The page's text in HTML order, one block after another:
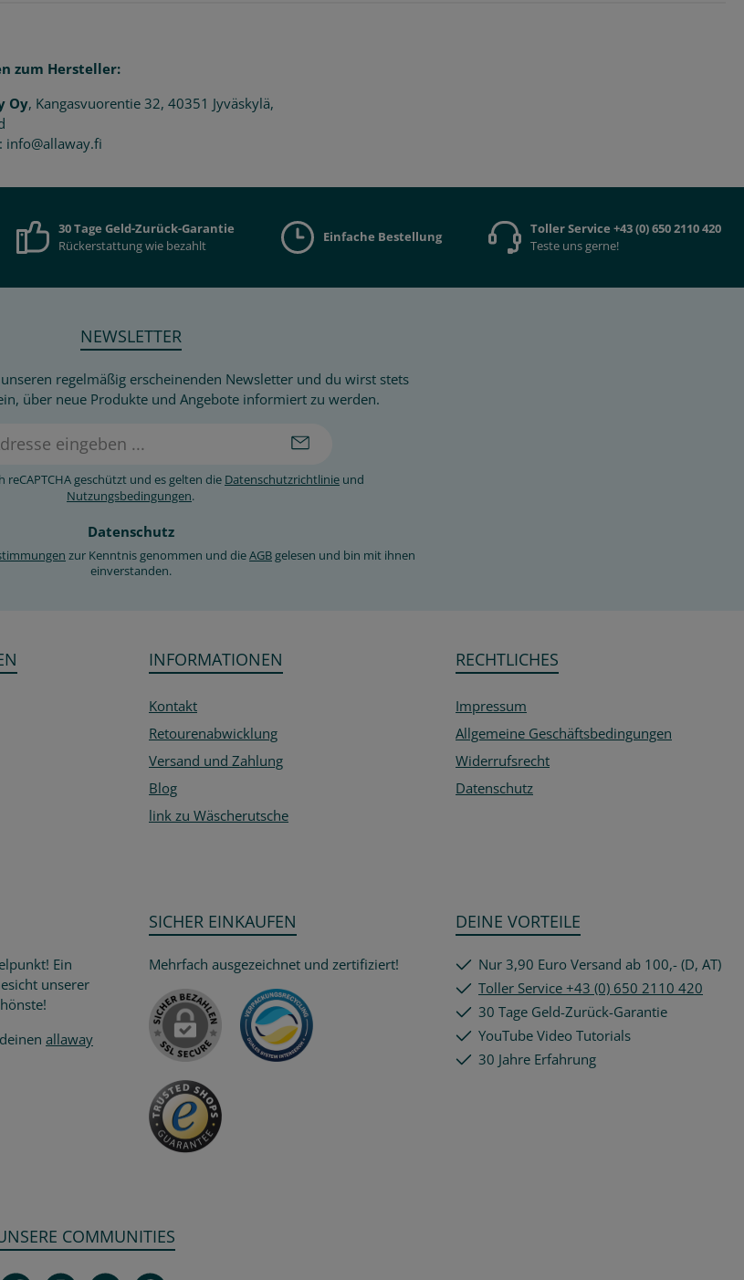
zum Hersteller:
Oy, Kangasvuorentie 32, 40351 Jyväskylä,
info@allaway.fi
30 Tage Geld-Zurück-Garantie
Rückerstattung wie bezahlt
Einfache Bestellung
Toller Service +43 (0) 650 2110 420
Teste uns gerne!
NEWSLETTER
regelmäßig erscheinenden Newsletter und du wirst stets
über neue Produkte und Angebote informiert zu werden.
reCAPTCHA geschützt und es gelten die Datenschutzrichtlinie und
Nutzungsbedingungen.
Datenschutz
zur Kenntnis genommen und dieAGBgelesen und bin mit ihnen
einverstanden.
INFORMATIONEN
Kontakt
Retourenabwicklung
Versand und Zahlung
Blog
link zu Wäscherutsche
RECHTLICHES
Impressum
Allgemeine Geschäftsbedingungen
Widerrufsrecht
Datenschutz
Ein
unserer
allaway
SICHER EINKAUFEN
Mehrfach ausgezeichnet und zertifiziert!
DEINE VORTEILE
Nur 3,90 Euro Versand ab 100,- (D, AT)
Toller Service +43 (0) 650 2110 420
30 Tage Geld-Zurück-Garantie
YouTube Video Tutorials
30 Jahre Erfahrung
COMMUNITIES